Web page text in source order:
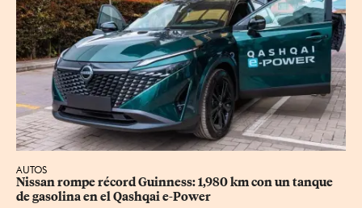
AUTOS
Nissan rompe récord Guinness: 1,980 km con un tanque
de gasolina en el Qashqai e-Power